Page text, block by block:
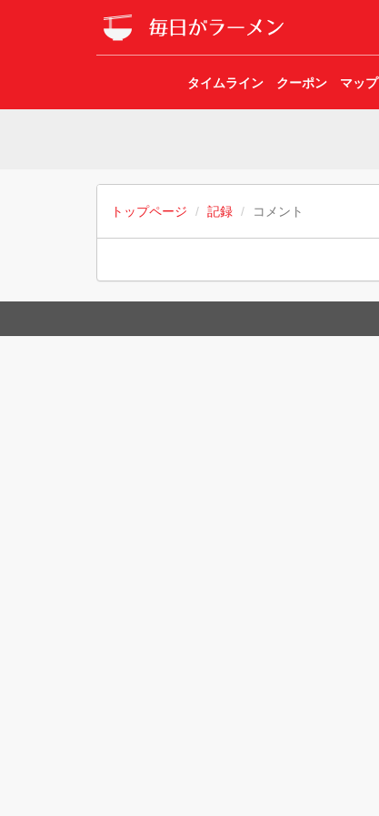
タイムライン クーポン マップ
トップページ 記録 コメント